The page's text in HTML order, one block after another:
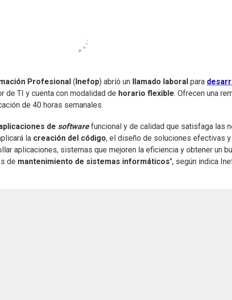
Profesional ( Inefop) abríó un llamado laboral para
de TI y cuenta con modalidad de horario flexible. Ofrecen una
de 40 horas semanales.
de softwarefuncional y de calidad que satisfaga las
la creación del código, el diseño de soluciones efectivas
aplicaciones, sistemas que mejoren la eficiencia y obtener un
de mantenimiento de sistemas informáticos", según indica